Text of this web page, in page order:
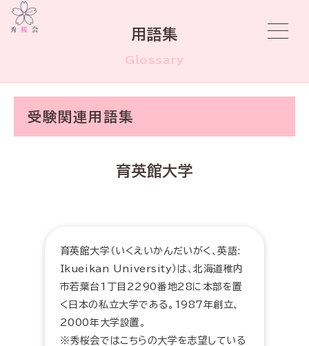
用語集
Glossary
受験関連用語集
育英館大学
育英館大学（いくえいかんだいがく、英語:
Ikueikan University）は、北海道稚内
市若葉台1丁目2290番地28に本部を置
く日本の私立大学である。1987年創立、
2000年大学設置。
※秀桜会ではこちらの大学を志望している